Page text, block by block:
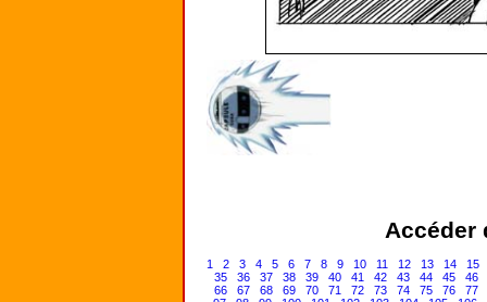
Accéder
1 2 3 4 5 6 7 8 9 10 11 12 13 14
15
35
36 37 38 39 40 41 42 43 44 45
46
66
67 68 69 70 71 72 73 74 75 76
77